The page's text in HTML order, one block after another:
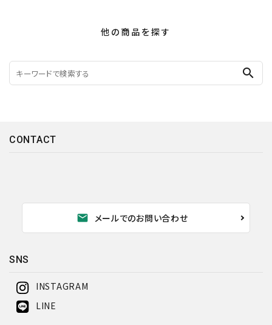
他の商品を探す
search
CONTACT
mail メールでのお問い合わせ
SNS
INSTAGRAM
LINE